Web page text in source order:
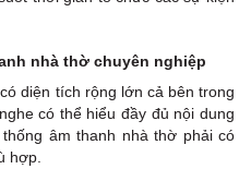
nhà thờ chuyên nghiệp
diện tích rộng lớn cả bên trong
có thể hiểu đầy đủ nội dung
âm thanh nhà thờ phải có
hợp.